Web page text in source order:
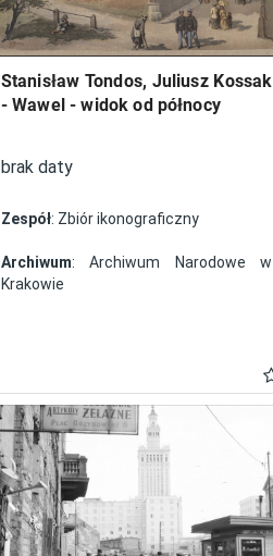
Stanisław Tondos, Juliusz Kossak
- Wawel - widok od północy
brak daty
Zespół: Zbiór ikonograficzny
Archiwum: Archiwum Narodowe w
Krakowie